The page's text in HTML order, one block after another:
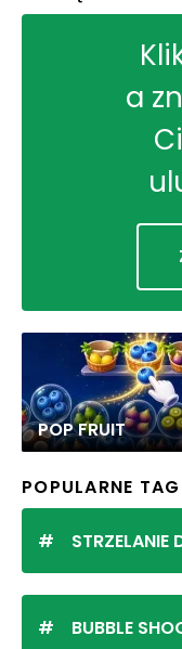
a
POP FRUIT
POPULARNE
STRZELANIE DO
BUBBLE